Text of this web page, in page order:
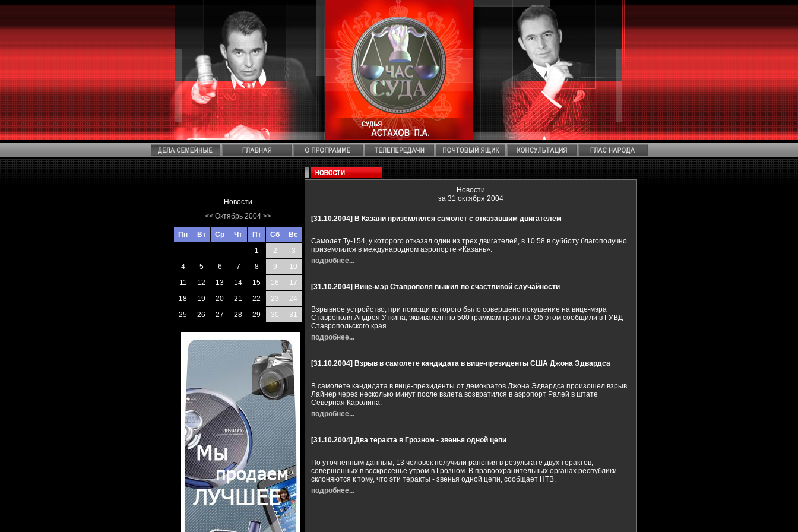
Новости
<< Октябрь 2004 >>
Пн Вт Ср Чт Пт Сб
Вс
1
2
3
4
5 6 7 8 9
10
11
12 13 14 15 16
17
18
19 20 21 22 23
24
25
26 27 28 29 30 31
Новости
за 31 октября 2004
[31.10.2004] В Казани приземлился самолет с отказавшим двигателем
Самолет Ту-154, у которого отказал один из трех двигателей, в 10:58 в субботу благополучно
приземлился в международном аэропорте «Казань».
подробнее...
[31.10.2004] Вице-мэр Ставрополя выжил по счастливой случайности
Взрывное устройство, при помощи которого было совершено покушение на вице-мэра
Ставрополя Андрея Уткина, эквивалентно 500 граммам тротила. Об этом сообщили в ГУВД
Ставропольского края.
подробнее...
[31.10.2004] Взрыв в самолете кандидата в вице-президенты США Джона Эдвардса
В самолете кандидата в вице-президенты от демократов Джона Эдвардса произошел взрыв.
Лайнер через несколько минут после взлета возвратился в аэропорт Ралей в штате
Северная Каролина.
подробнее...
[31.10.2004] Два теракта в Грозном - звенья одной цепи
По уточненным данным, 13 человек получили ранения в результате двух терактов,
совершенных в воскресенье утром в Грозном. В правоохранительных органах республики
склоняются к тому, что эти теракты - звенья одной цепи, сообщает НТВ.
подробнее...